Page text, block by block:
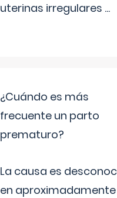
uterinas irregulares ...
¿Cuándo es más
frecuente un parto
prematuro?
La causa es
en aproximadamente